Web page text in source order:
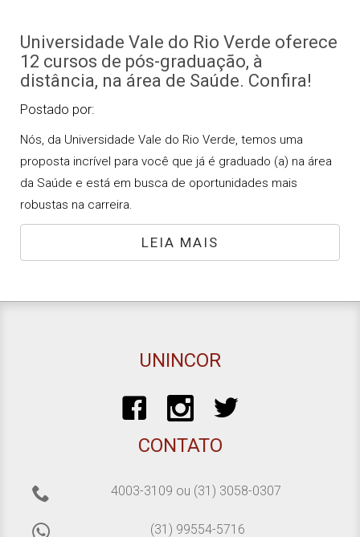
Universidade Vale do Rio Verde oferece
12 cursos de pós-graduação, à
distância, na área de Saúde. Confira!
Postado por:
Nós, da Universidade Vale do Rio Verde, temos uma
proposta incrível para você que já é graduado (a) na área
da Saúde e está em busca de oportunidades mais
robustas na carreira.
LEIA MAIS
UNINCOR
CONTATO
4003-3109 ou (31) 3058-0307
(31) 99554-5716